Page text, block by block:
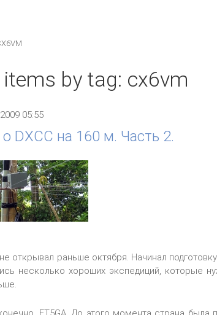
by tag: cx6vm
05:55
DXCC на 160 м. Часть 2.
открывал раньше октября. Начинал
несколько хороших экспедиций,